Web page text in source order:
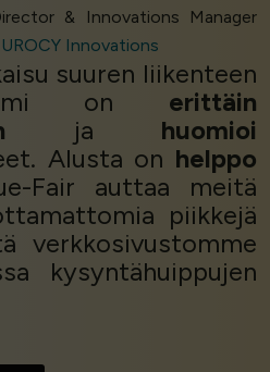
& Innovations Manager
Innovations
suuren liikenteen
on erittäin
ja huomioi
Alusta on helppo
Fair auttaa meitä
piikkejä
verkkosivustomme
kysyntähuippujen